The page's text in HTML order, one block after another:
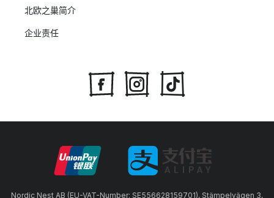
北欧之巢简介
企业责任
Nordic Nest AB (EU-VAT-Number: SE556628159701), Stämpelvägen 3,